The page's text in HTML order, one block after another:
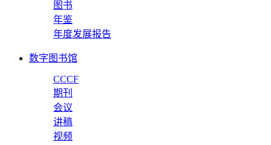
图书
年鉴
年度发展报告
数字图书馆
CCCF
期刊
会议
讲稿
视频